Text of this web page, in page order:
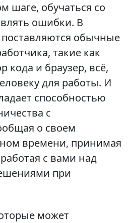
шаге, обучаться со
ошибки. В
поставляются обычные
такие как
кода и браузер, всё,
для работы. И
способностью
с
о своем
времени, принимая
с вами над
при
может